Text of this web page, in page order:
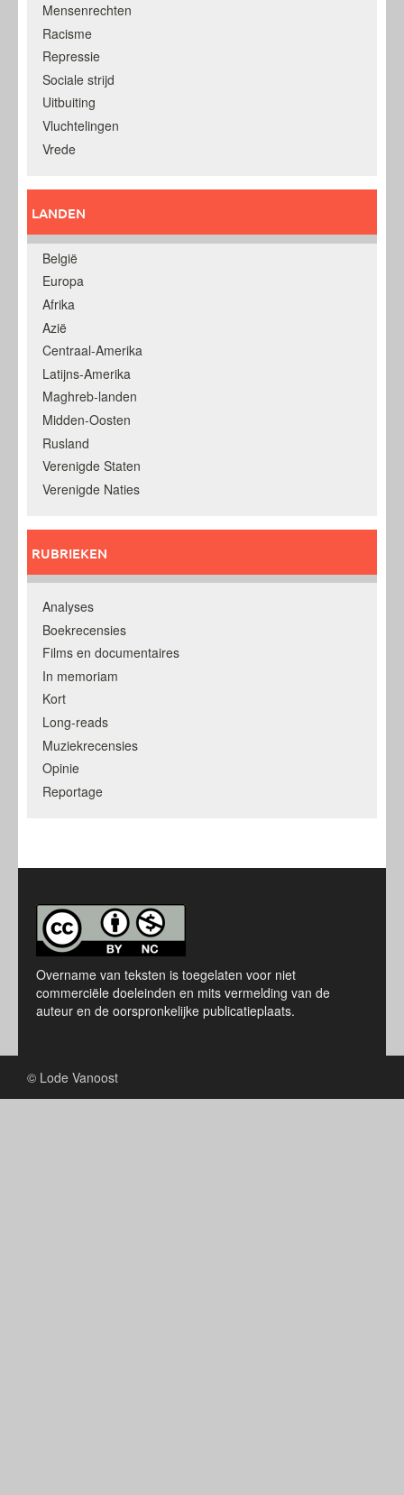
Mensenrechten
Racisme
Repressie
Sociale strijd
Uitbuiting
Vluchtelingen
Vrede
LANDEN
België
Europa
Afrika
Azië
Centraal-Amerika
Latijns-Amerika
Maghreb-landen
Midden-Oosten
Rusland
Verenigde Staten
Verenigde Naties
RUBRIEKEN
Analyses
Boekrecensies
Films en documentaires
In memoriam
Kort
Long-reads
Muziekrecensies
Opinie
Reportage
Overname van teksten is toegelaten voor niet
commerciële doeleinden en mits vermelding van de
auteur en de oorspronkelijke publicatieplaats.
© Lode Vanoost